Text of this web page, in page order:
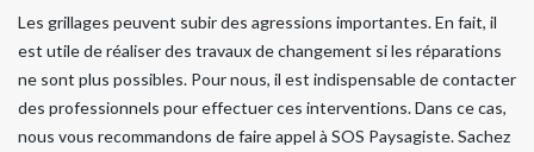
Les grillages peuvent subir des agressions importantes. En fait, il
est utile de réaliser des travaux de changement si les réparations
ne sont plus possibles. Pour nous, il est indispensable de contacter
des professionnels pour effectuer ces interventions. Dans ce cas,
nous vous recommandons de faire appel à SOS Paysagiste. Sachez